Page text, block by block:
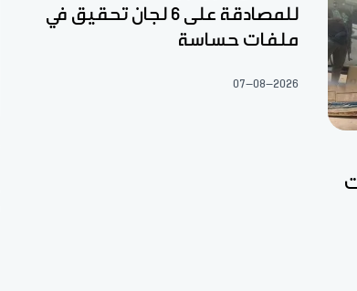
للمصادقة على 6 لجان تحقيق في
ملفات حساسة
07-08-2026